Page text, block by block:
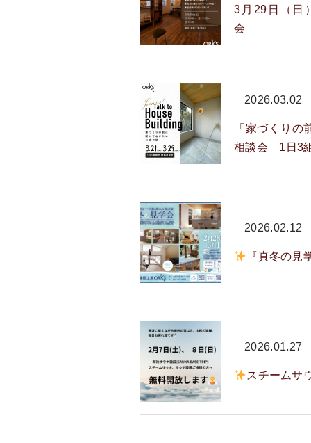
3月29日（日
会
2026.03.02
「家づくり
相談会 1日3
2026.02.12
『真冬の見
2026.01.27
スチームサ